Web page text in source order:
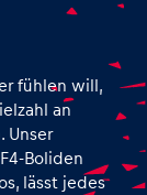
fühlen will,
an
Unser
Boliden
lässt jedes